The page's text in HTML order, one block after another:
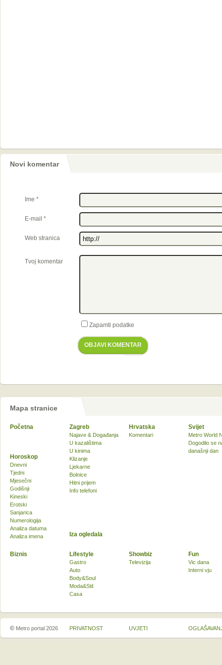
Novi komentar
Ime *
E-mail *
Web stranica
Tvoj komentar
Zapamti podatke
OBJAVI KOMENTAR
Mapa stranice
Početna Zagreb
Najave & Događanja
U kazalištima
U kinima
Klizanje
Ljekarne
Bolnice
Hitni prijem
Info telefoni
Hrvatska
Komentari
Svijet
Metro World
Dogodilo se
današnji dan
Biznis Lifestyle
Gastro
Auto
Body&Soul
Moda&Stil
Casa
Showbiz
Televizija
Fun
Vic dana
Interni vju
Horoskop
Dnevni
Tjedni
Mjesečni
Godišnji
Kineski
Erotski
Sanjarica
Numerologija
Analiza datuma
Analiza imena
Iza ogledala
© Metro portal 2026 PRIVATNOST UVJETI